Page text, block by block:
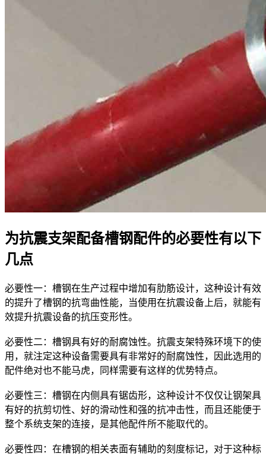
为抗震支架配备槽钢配件的必要性有以下
几点
必要性一：槽钢在生产过程中增加有肋筋设计，这种设计有效
的提升了槽钢的抗弯曲性能，当使用在抗震设备上后，就能有
效提升抗震设备的抗压变形性。
必要性二：槽钢具有好的耐腐蚀性。抗震支架特殊环境下的使
用，就注定这种设备需要具有非常好的耐腐蚀性，因此选用的
配件绝对也不能马虎，同样需要有这样的优势特点。
必要性三：槽钢在内侧具有锯齿形，这种设计不仅仅让钢架具
有好的抗剪切性、好的滑动性和强的抗冲击性，而且还能便于
整个系统支架的连接，是其他配件所不能取代的。
必要性四：在槽钢的相关表面有辅助的刻度标记，对于这种标